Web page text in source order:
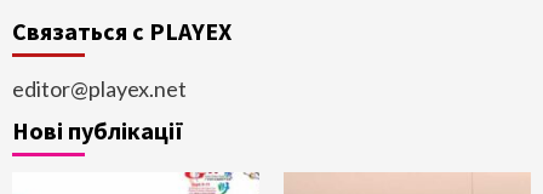
Связаться с PLAYEX
editor@playex.net
Нові публікації